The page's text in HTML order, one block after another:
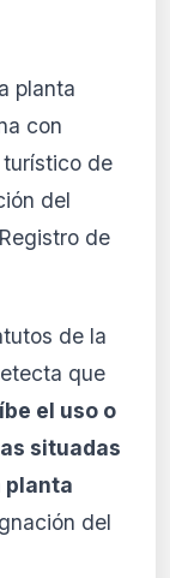
planta
con
de
del
de
de la
que
el uso o
situadas
planta
del